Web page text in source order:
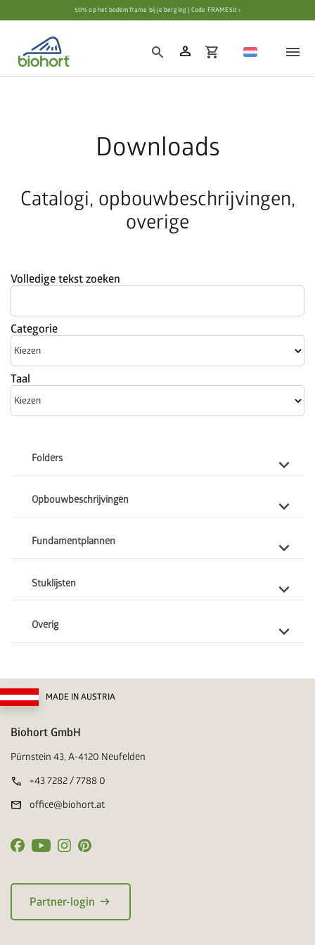
50% op het bodemframe bij je berging | Code FRAME50 ›
search person shopping_cart
Downloads
Catalogi, opbouwbeschrijvingen,
overige
Volledige tekst zoeken
Categorie
Taal
Folders
Opbouwbeschrijvingen
Fundamentplannen
Stuklijsten
Overig
MADE IN AUSTRIA
Biohort GmbH
Pürnstein 43, A-4120 Neufelden
call +43 7282 / 7788 0
mail office@biohort.at
Partner-login arrow_right_alt